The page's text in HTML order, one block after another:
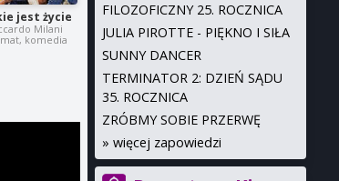
jest życie
Milani
komedia
FILOZOFICZNY 25. ROCZNICA
JULIA PIROTTE - PIĘKNO I SIŁA
SUNNY DANCER
TERMINATOR 2: DZIEŃ SĄDU
35. ROCZNICA
ZRÓBMY SOBIE PRZERWĘ
» więcej zapowiedzi